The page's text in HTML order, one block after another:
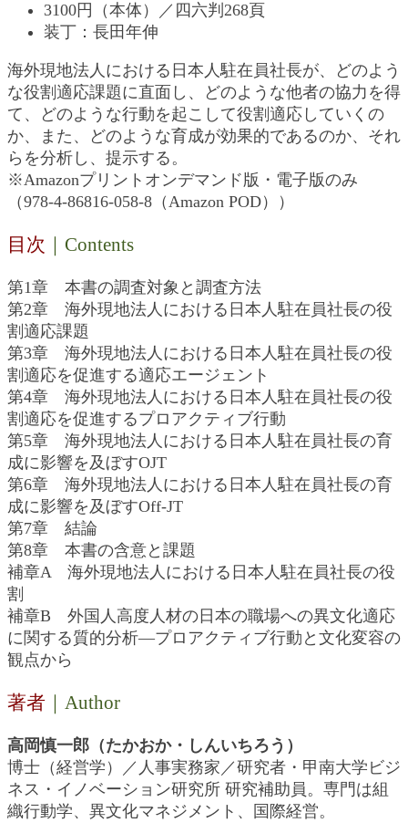
3100円（本体）／四六判268頁
装丁：長田年伸
海外現地法人における日本人駐在員社長が、どのよう
な役割適応課題に直面し、どのような他者の協力を得
て、どのような行動を起こして役割適応していくの
か、また、どのような育成が効果的であるのか、それ
らを分析し、提示する。
※Amazonプリントオンデマンド版・電子版のみ
（978-4-86816-058-8（Amazon POD））
目次 ｜Contents
第1章 本書の調査対象と調査方法
第2章 海外現地法人における日本人駐在員社長の役
割適応課題
第3章 海外現地法人における日本人駐在員社長の役
割適応を促進する適応エージェント
第4章 海外現地法人における日本人駐在員社長の役
割適応を促進するプロアクティブ行動
第5章 海外現地法人における日本人駐在員社長の育
成に影響を及ぼすOJT
第6章 海外現地法人における日本人駐在員社長の育
成に影響を及ぼすOff-JT
第7章 結論
第8章 本書の含意と課題
補章A 海外現地法人における日本人駐在員社長の役
割
補章B 外国人高度人材の日本の職場への異文化適応
に関する質的分析―プロアクティブ行動と文化変容の
観点から
著者 ｜Author
高岡慎一郎（たかおか・しんいちろう）
博士（経営学）／人事実務家／研究者・甲南大学ビジ
ネス・イノベーション研究所 研究補助員。専門は組
織行動学、異文化マネジメント、国際経営。